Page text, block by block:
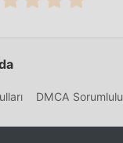
harcamasını
yardımcı olabilir,
İNDIRIN
DMCA